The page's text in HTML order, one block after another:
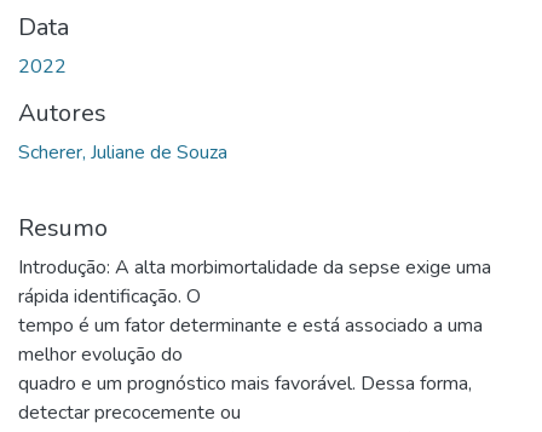
Data
2022
Autores
Scherer, Juliane de Souza
Resumo
Introdução: A alta morbimortalidade da sepse exige uma
rápida identificação. O
tempo é um fator determinante e está associado a uma
melhor evolução do
quadro e um prognóstico mais favorável. Dessa forma,
detectar precocemente ou